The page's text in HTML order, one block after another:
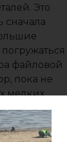
Это
сначала
файловой
пока не
мелких
Windows